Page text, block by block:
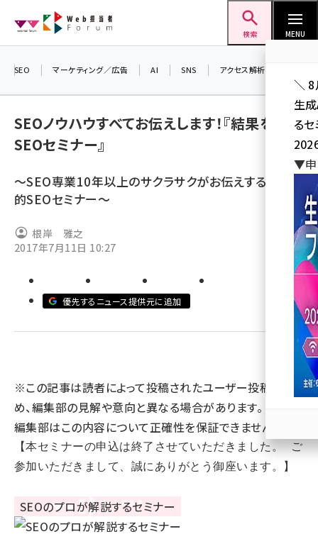
ン
検索 MENU
ai (2807)
note (2312)
z世代 (1622)
SEO マーケティング／広告 AI SNS アクセス解析／データ分析
SEOノウハウすべてお伝えします！『結果を出す
SEOセミナー』
～SEO専業10年以上のサクラサクがお伝えする、実践
的SEOセミナー～
根岸 雅之
2017年7月11日 10:27
優先するニュース提供元に追加
※この記事は読者によって投稿されたユーザー投稿のた
め、編集部の見解や意向と異なる場合があります。 また、
編集部はこの内容について正確性を保証できません。
【本セミナーの申込は終了させていただきました。 ご
参加いただきまして、誠にありがとう御座います。】
＼ 8
生
る
▼申